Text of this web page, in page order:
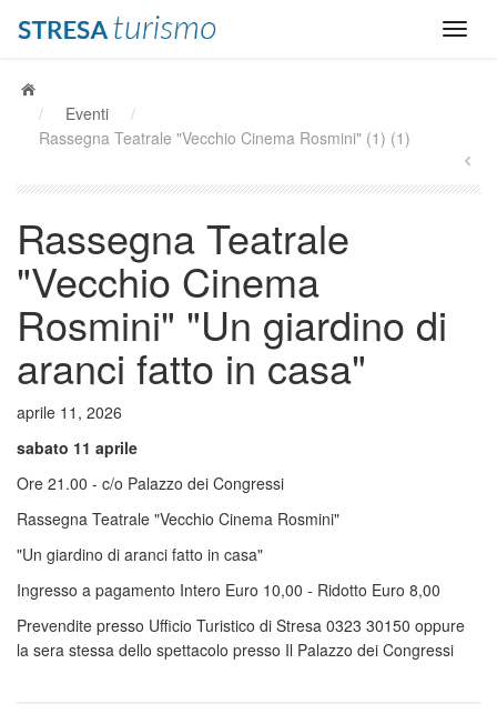
/ Eventi
/
Rassegna Teatrale "Vecchio Cinema Rosmini" (1) (1)
Rassegna Teatrale
"Vecchio Cinema
Rosmini" "Un giardino di
aranci fatto in casa"
aprile 11, 2026
sabato 11 aprile
Ore 21.00 - c/o Palazzo dei Congressi
Rassegna Teatrale "Vecchio Cinema Rosmini"
"Un giardino di aranci fatto in casa"
Ingresso a pagamento Intero Euro 10,00 - Ridotto Euro 8,00
Prevendite presso Ufficio Turistico di Stresa 0323 30150 oppure
la sera stessa dello spettacolo presso Il Palazzo dei Congressi